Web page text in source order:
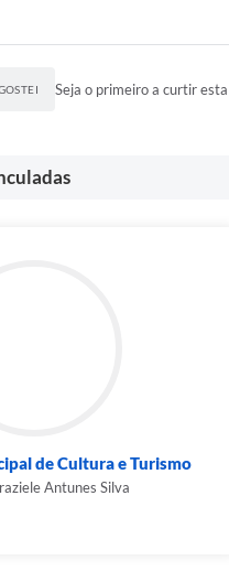
Seja o primeiro a curtir
de Cultura e Turismo
Antunes Silva